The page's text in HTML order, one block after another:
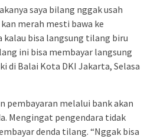
saya bilang nggak usah
merah mesti bawa ke
bisa langsung tilang biru
ini bisa membayar langsung
di Balai Kota DKI Jakarta, Selasa
pembayaran melalui bank akan
Mengingat pengendara tidak
denda tilang. “Nggak bisa